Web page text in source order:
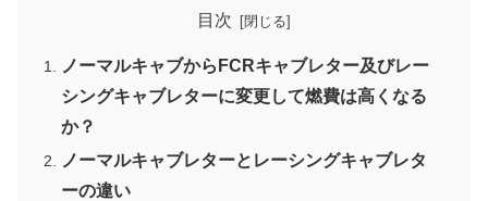
目次
ノーマルキャブからFCRキャブレター及びレー
シングキャブレターに変更して燃費は高くなる
か？
ノーマルキャブレターとレーシングキャブレタ
ーの違い